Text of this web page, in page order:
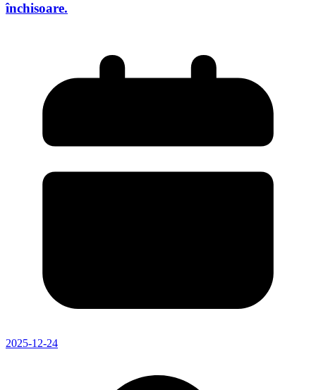
închisoare.
2025-12-24